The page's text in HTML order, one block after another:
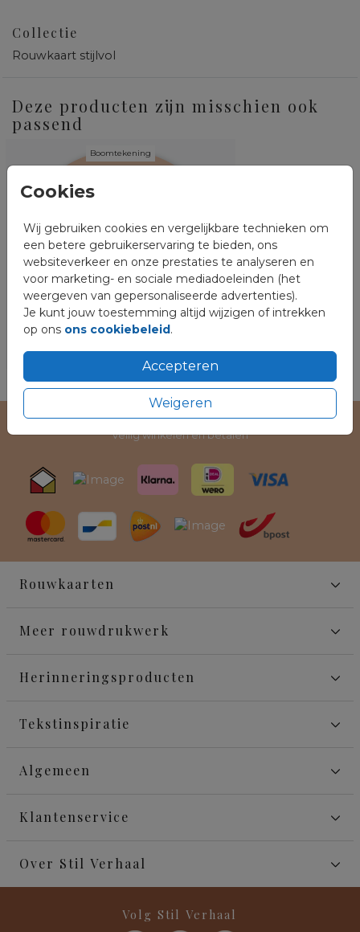
Cookies
Wij gebruiken cookies en vergelijkbare technieken om
een betere gebruikerservaring te bieden, ons
websiteverkeer en onze prestaties te analyseren en
voor marketing- en sociale mediadoeleinden (het
weergeven van gepersonaliseerde advertenties).
Je kunt jouw toestemming altijd wijzigen of intrekken
op ons ons cookiebeleid.
Accepteren
Weigeren
Collectie
Rouwkaart stijlvol
Deze producten zijn misschien ook
passend
Boomtekening
Veilig winkelen en betalen
Rouwkaarten
Meer rouwdrukwerk
Herinneringsproducten
Tekstinspiratie
Algemeen
Klantenservice
Over Stil Verhaal
Volg Stil Verhaal